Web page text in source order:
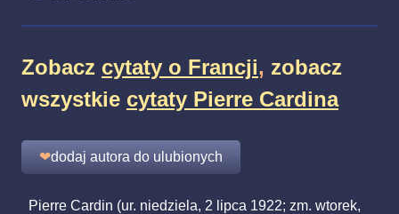
Zobacz cytaty o Francji, zobacz
wszystkie cytaty Pierre Cardina
❤dodaj autora do ulubionych
Pierre Cardin (ur. niedziela, 2 lipca 1922; zm. wtorek,